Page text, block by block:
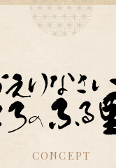
CONCEPT